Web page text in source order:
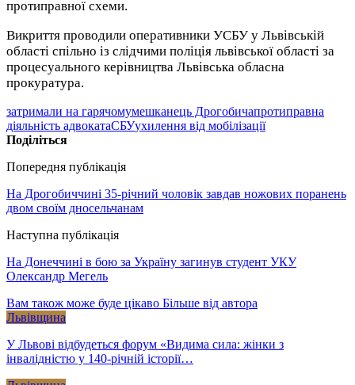
протиправної схеми.
Викриття проводили оперативники УСБУ у Львівській
області спільно із слідчими поліція львівської області за
процесуального керівництва Львівська обласна
прокуратура.
затримали на гарячомумешканець Дрогобичапротиправна
діяльність адвокатаСБУухилення від мобілізації
Поділіться
Попередня публікація
На Дрогобиччині 35-річний чоловік завдав ножових поранень
двом своїм дносельчанам
Наступна публікація
На Донеччині в бою за Україну загинув студент УКУ
Олександр Мегель
Вам також може буде цікаво Більше від автора
Львівщина
У Львові відбудеться форум «Видима сила: жінки з
інвалідністю у 140-річній історії…